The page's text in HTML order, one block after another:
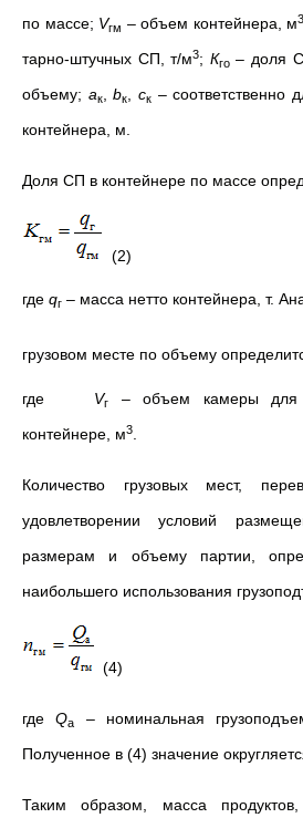
по массе; Vгм – объем контейнера, м3
тарно-штучных СП, т/м3; Кго– доля
объему; aк,bк cк– соответственно
контейнера, м.
Доля СП в контейнере по массе
(2)
где qг – масса нетто контейнера, т.
грузовом месте по объему
где Vг
– объем камеры для
контейнере, м3
Количество грузовых мест,
удовлетворении условий
размерам и объему партии,
наибольшего использования
(4)
гдеQa
– номинальная
Полученное в (4) значение
Таким образом, масса